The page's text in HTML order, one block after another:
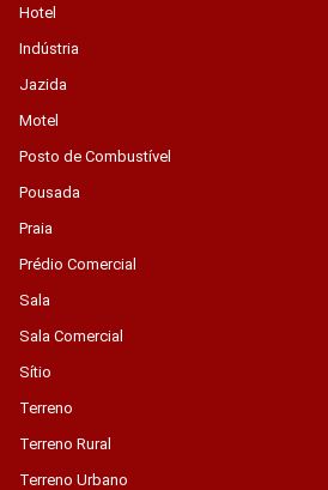
Hotel
Indústria
Jazida
Motel
Posto de Combustível
Pousada
Praia
Prédio Comercial
Sala
Sala Comercial
Sítio
Terreno
Terreno Rural
Terreno Urbano